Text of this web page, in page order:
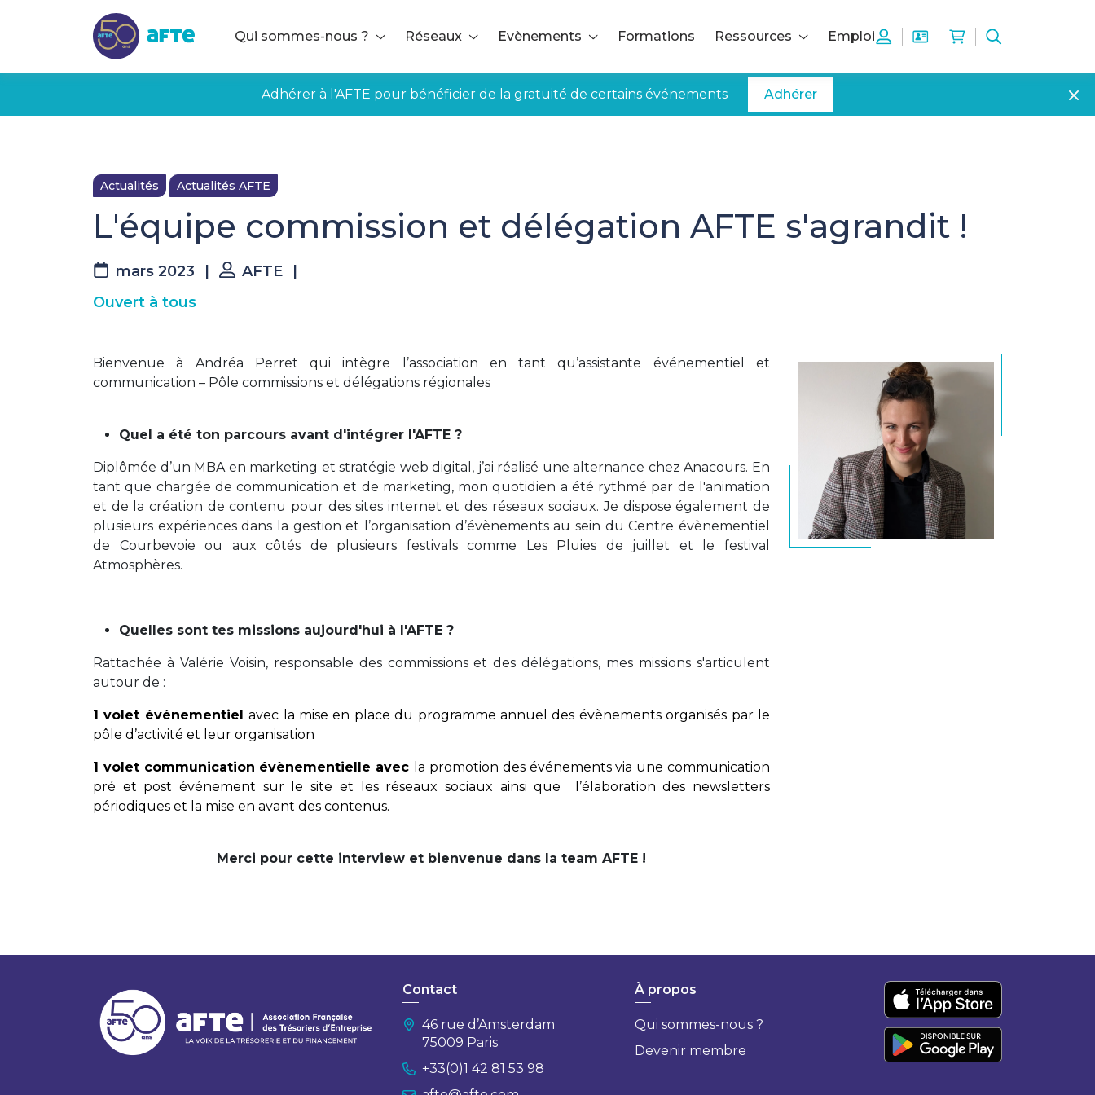
Qui sommes-nous ?
Réseaux Evènements Formations Ressources Emploi
Adhérer à l'AFTE pour bénéficier de la gratuité de certains événements Adhérer
Actualités Actualités AFTE
L'équipe commission et délégation AFTE s'agrandit !
mars 2023 AFTE
Ouvert à tous
Bienvenue à Andréa Perret qui intègre l’association en tant qu’assistante événementiel et
communication – Pôle commissions et délégations régionales
Quel a été ton parcours avant d'intégrer l'AFTE ?
Diplômée d’un MBA en marketing et stratégie web digital, j’ai réalisé une alternance chez Anacours. En
tant que chargée de communication et de marketing, mon quotidien a été rythmé par de l'animation
et de la création de contenu pour des sites internet et des réseaux sociaux. Je dispose également de
plusieurs expériences dans la gestion et l’organisation d’évènements au sein du Centre évènementiel
de Courbevoie ou aux côtés de plusieurs festivals comme Les Pluies de juillet et le festival
Atmosphères.
Quelles sont tes missions aujourd'hui à l'AFTE ?
Rattachée à Valérie Voisin, responsable des commissions et des délégations, mes missions s'articulent
autour de :
1 volet événementielavec la mise en place du programme annuel des évènements organisés par le
pôle d’activité et leur organisation
1 volet communication évènementielle avec la promotion des événements via une communication
pré et post événement sur le site et les réseaux sociaux ainsi que l’élaboration des newsletters
périodiques et la mise en avant des contenus.
Merci pour cette interview et bienvenue dans la team AFTE !
Contact
46 rue d’Amsterdam
75009 Paris
+33(0)1 42 81 53 98
À propos
Qui sommes-nous ?
Devenir membre